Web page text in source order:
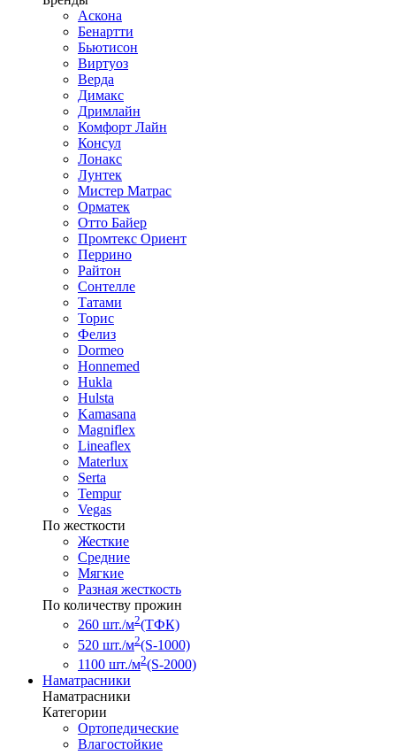
Аскона
Бенартти
Бьютисон
Виртуоз
Верда
Димакс
Дримлайн
Комфорт Лайн
Консул
Лонакс
Лунтек
Мистер Матрас
Орматек
Отто Байер
Промтекс Ориент
Перрино
Райтон
Сонтелле
Татами
Торис
Фелиз
Dormeo
Honnemed
Hukla
Hulsta
Kamasana
Magniflex
Lineaflex
Materlux
Serta
Tempur
Vegas
По жесткости
Жесткие
Средние
Мягкие
Разная жесткость
По количеству прожин
260 шт./м2(ТФК)
520 шт./м2(S-1000)
1100 шт./м2(S-2000)
Наматрасники
Наматрасники
Категории
Ортопедические
Влагостойкие